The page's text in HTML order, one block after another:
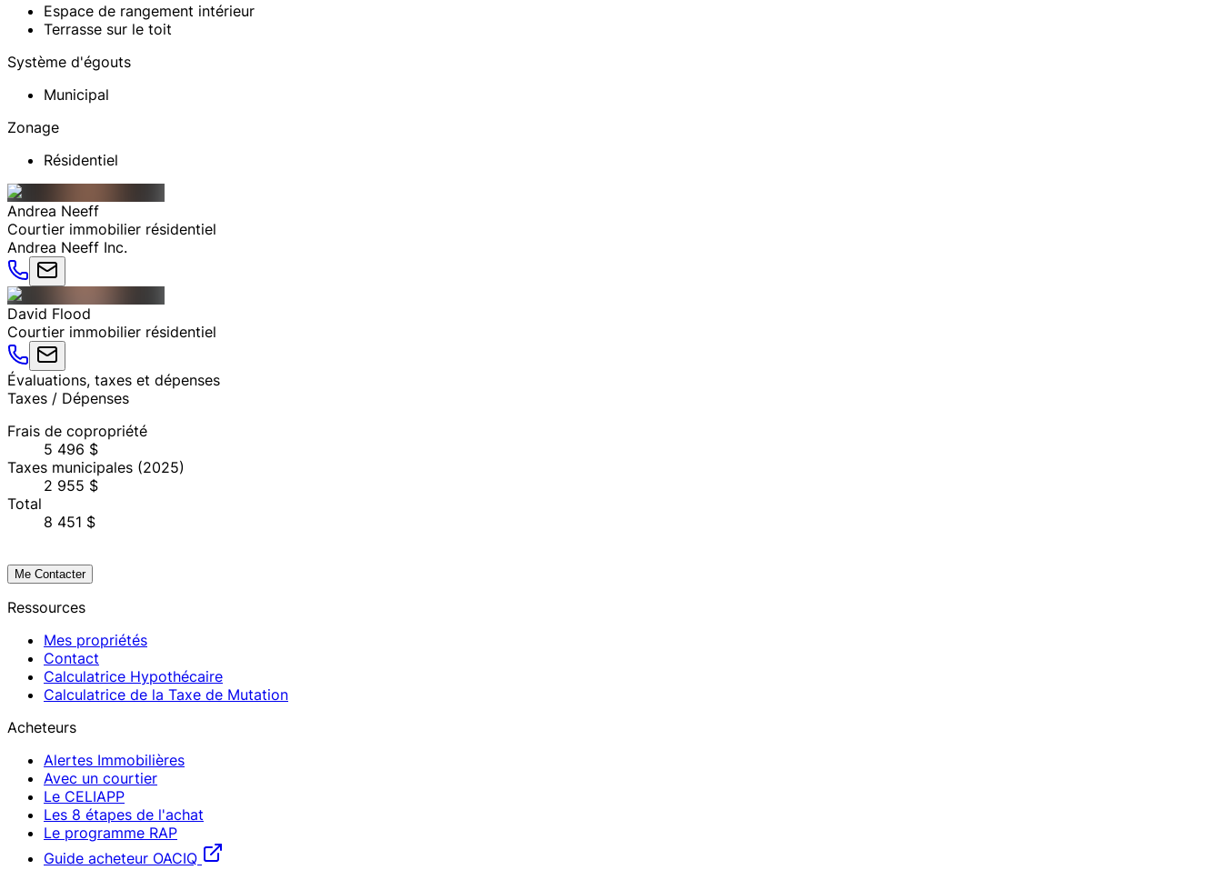
Espace de rangement intérieur
Terrasse sur le toit
Système d'égouts
Municipal
Zonage
Résidentiel
Andrea Neeff
Courtier immobilier résidentiel
Andrea Neeff Inc.
David Flood
Courtier immobilier résidentiel
Évaluations, taxes et dépenses
Taxes / Dépenses
Frais de copropriété
5 496 $
Taxes municipales (2025)
2 955 $
Total
8 451 $
Me Contacter
Ressources
Mes propriétés
Contact
Calculatrice Hypothécaire
Calculatrice de la Taxe de Mutation
Acheteurs
Alertes Immobilières
Avec un courtier
Le CELIAPP
Les 8 étapes de l'achat
Le programme RAP
Guide acheteur OACIQ